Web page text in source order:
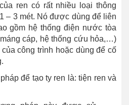
ren có rất nhiều loại thông
– 3 mét. Nó được dùng để liên
gồm hệ thống điện nước tòa
cáp, hệ thống cứu hỏa,…)
công trình hoặc dùng để cố
để tạo ty ren là: tiện ren và